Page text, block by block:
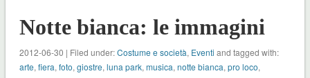
Notte bianca: le immagini
2012-06-30 | Filed under:Costume e società, Eventi and tagged with:
arte, fiera, foto, giostre, luna park, musica, notte bianca, pro loco,